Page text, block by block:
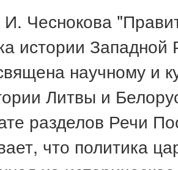
Чеснокова
истории
научному и
Литвы и
разделов Речи
что политика